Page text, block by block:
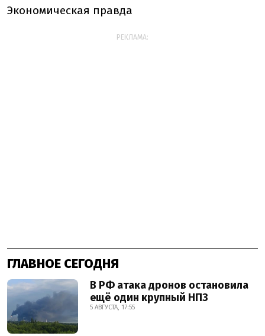
Экономическая правда
РЕКЛАМА:
ГЛАВНОЕ СЕГОДНЯ
В РФ атака дронов остановила
ещё один крупный НПЗ
5 АВГУСТА, 17:55